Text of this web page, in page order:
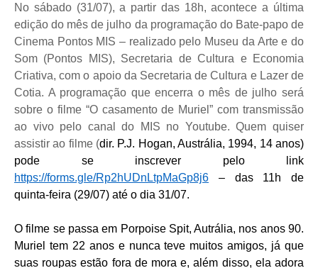
No sábado (31/07), a partir das 18h, acontece a última
edição do mês de julho da programação do Bate-papo de
Cinema Pontos MIS – realizado pelo Museu da Arte e do
Som (Pontos MIS), Secretaria de Cultura e Economia
Criativa, com o apoio da Secretaria de Cultura e Lazer de
Cotia. A programação que encerra o mês de julho será
sobre o filme “O casamento de Muriel” com transmissão
ao vivo pelo canal do MIS no Youtube. Quem quiser
assistir ao filme (dir. P.J. Hogan, Austrália, 1994, 14 anos)
pode se inscrever pelo link
https://forms.gle/Rp2hUDnLtpMaGp8j6 – das 11h de
quinta-feira (29/07) até o dia 31/07.
O filme se passa em Porpoise Spit, Autrália, nos anos 90.
Muriel tem 22 anos e nunca teve muitos amigos, já que
suas roupas estão fora de mora e, além disso, ela adora